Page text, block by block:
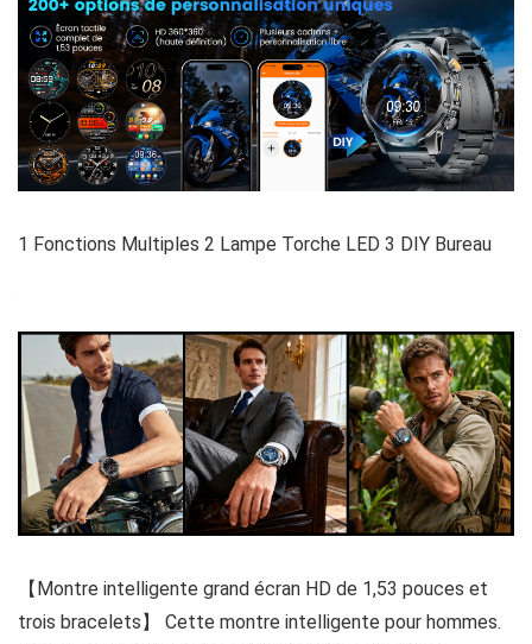
1 Fonctions Multiples 2 Lampe Torche LED 3 DIY Bureau
【Montre intelligente grand écran HD de 1,53 pouces et
trois bracelets】 Cette montre intelligente pour hommes.